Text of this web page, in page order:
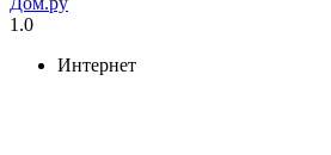
1.0
Интернет